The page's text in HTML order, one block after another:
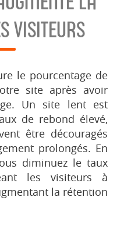
VISITEURS
le pourcentage de
site après avoir
Un site lent est
de rebond élevé,
être découragés
prolongés. En
diminuez le taux
les visiteurs à
la rétention